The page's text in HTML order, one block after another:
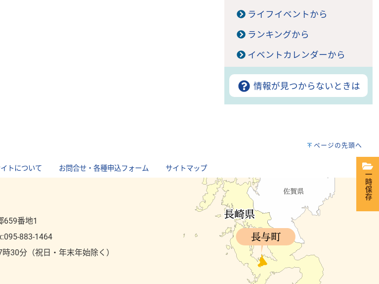
ライフイベントから
ランキングから
イベントカレンダーから
情報が見つからないときは
ページの先頭へ
トについて お問合せ・各種申込フォーム サイトマップ
659番地1
883-1464
30分（祝⽇・年末年始除く）
一時保存